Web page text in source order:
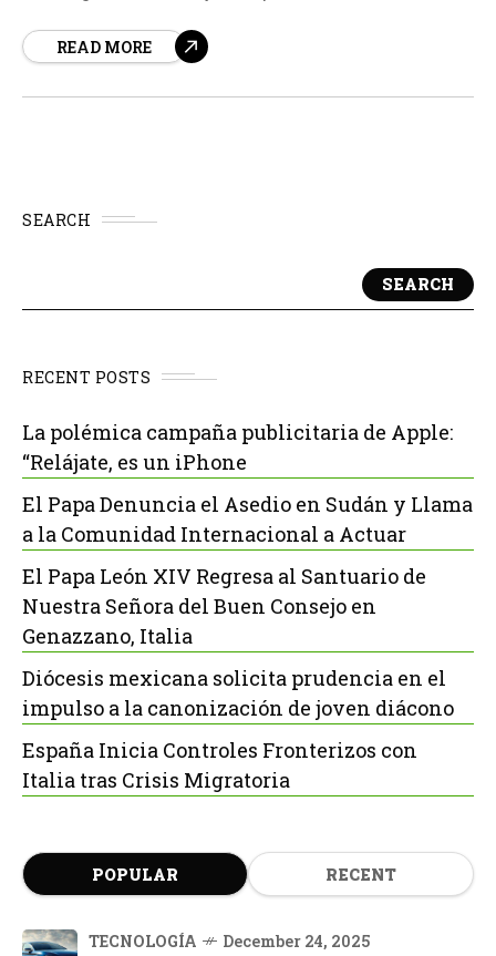
experimento único y fascinante. Con el objetivo de
READ MORE
SEARCH
SEARCH
RECENT POSTS
La polémica campaña publicitaria de Apple:
“Relájate, es un iPhone
El Papa Denuncia el Asedio en Sudán y Llama
a la Comunidad Internacional a Actuar
El Papa León XIV Regresa al Santuario de
Nuestra Señora del Buen Consejo en
Genazzano, Italia
Diócesis mexicana solicita prudencia en el
impulso a la canonización de joven diácono
España Inicia Controles Fronterizos con
Italia tras Crisis Migratoria
POPULAR RECENT
TECNOLOGÍA December 24, 2025